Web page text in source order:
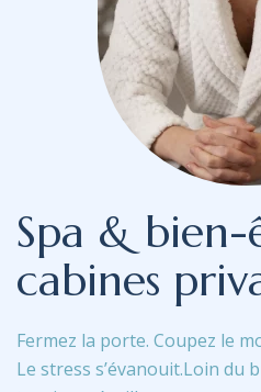
Spa & bien-
cabines
Fermez la porte. Coupez le
Le stress s’évanouit.Loin du